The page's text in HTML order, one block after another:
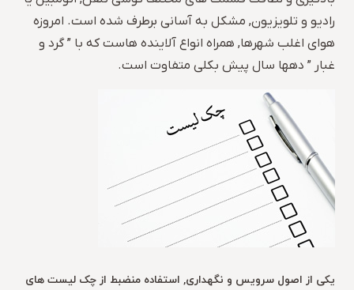
رادیو و تلویزیون, مشکل به آسانی برطرف شده است. امروزه
هوای اغلب شهرها, همراه انواع آلاینده هاست که با ” گرد و
غبار ” دهها سال پیش بکلی متفاوت است.
یکی از اصول سرویس و نگهداری, استفاده منضبط از چک لیست های